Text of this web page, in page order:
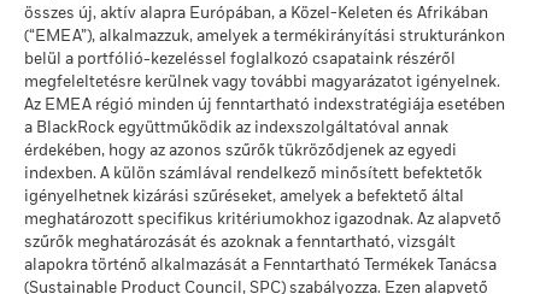
A maximálisan kihelyezett összeg idővel növekedhet vagy
csökkenhet.
Az értékpapír-kölcsönzésnél fennáll a veszteség kockázata, ha
a kölcsönvevő nem teljesít, mielőtt az értékpapírokat
visszaadják, és a piaci mozgások miatt a birtokolt biztosíték
értéke lecsökkent és/vagy a kölcsönzött értékpapírok értéke
megemelkedett.
MSCI-implikált hőmérséklet-
emelkedés (0-3,0+ °C)
ekkor: 2026. júl. 17.
> 2,0-2,5°C
MSCI ESG % lefedettség
ekkor: 2026. júl. 17.
97,79
MSCI ESG minőségi
pontszám -
Versenytársszázalék
ekkor: 2026. júl. 17.
80,25
A versenytárscsoport alapjai 562
ekkor: 2026. aug. 05.
Nem lefedett Alap
százalékos aránya
ekkor: 2026. aug. 05.
11,55%
A fenti, termikus szénre és olajhomokra vonatkozó, BlackRock
üzleti részvételi kitettségi adatok azokkal a vállalatokkal
kapcsolatban kerülnek kiszámításra és jelentésre, amelyek az
MSCI ESG-kutatás meghatározása szerint bevételük több
mint 5%-át termikus szénből vagy olajhomokból nyerik. Azon
vállalatokra vonatkozóan, amelyek (0%-os bevételi
összes új, aktív alapra Európában, a Közel-Keleten és Afrikában
(“EMEA”), alkalmazzuk, amelyek a termékirányítási strukturánkon
belül a portfólió-kezeléssel foglalkozó csapataink részéről
megfeleltetésre kerülnek vagy további magyarázatot igényelnek.
Az EMEA régió minden új fenntartható indexstratégiája esetében
a BlackRock együttműködik az indexszolgáltatóval annak
érdekében, hogy az azonos szűrők tükröződjenek az egyedi
indexben. A külön számlával rendelkező minősített befektetők
igényelhetnek kizárási szűréseket, amelyek a befektető által
meghatározott specifikus kritériumokhoz igazodnak. Az alapvető
szűrők meghatározását és azoknak a fenntartható, vizsgált
alapokra történő alkalmazását a Fenntartható Termékek Tanácsa
(Sustainable Product Council, SPC) szabályozza. Ezen alapvető